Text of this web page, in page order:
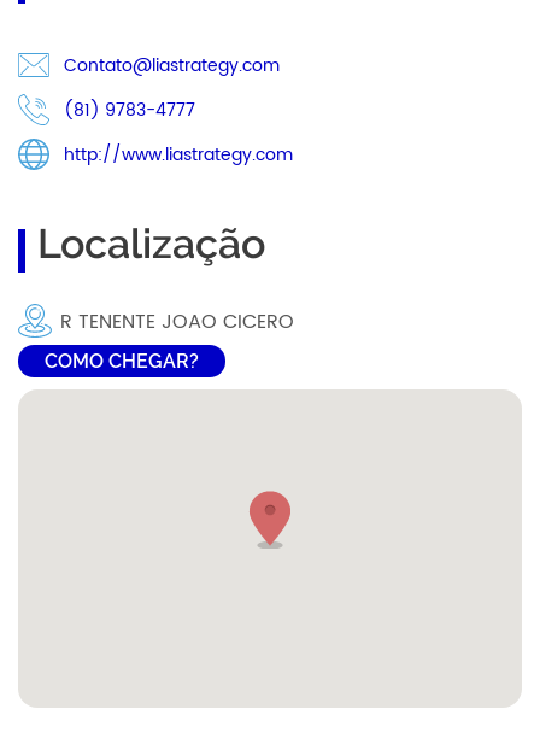
Contato@liastrategy.com
(81) 9783-4777
http://www.liastrategy.com
Localização
R TENENTE JOAO CICERO
COMO CHEGAR?